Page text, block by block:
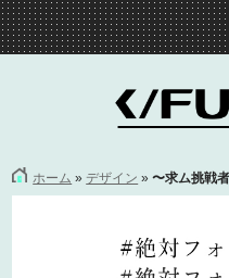
ホーム »デザイン »〜求ム挑戦